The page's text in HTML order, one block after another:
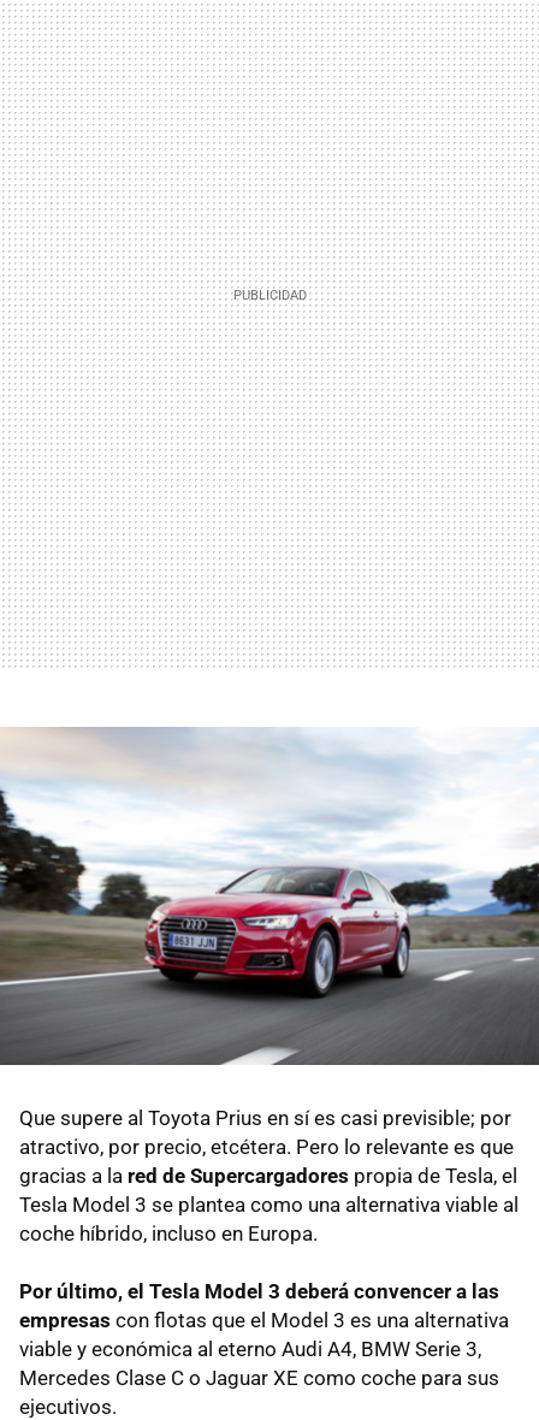
Que supere al Toyota Prius en sí es casi previsible; por
atractivo, por precio, etcétera. Pero lo relevante es que
gracias a la red de Supercargadores propia de Tesla, el
Tesla Model 3 se plantea como una alternativa viable al
coche híbrido, incluso en Europa.
Por último, el Tesla Model 3 deberá convencer a las
empresas con flotas que el Model 3 es una alternativa
viable y económica al eterno Audi A4, BMW Serie 3,
Mercedes Clase C o Jaguar XE como coche para sus
ejecutivos.